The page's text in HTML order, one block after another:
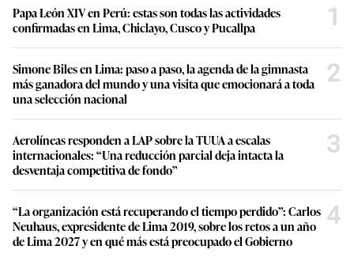
Papa León XIV en Perú: estas son todas las actividades
confirmadas en Lima, Chiclayo, Cusco y Pucallpa
1
Simone Biles en Lima: paso a paso, la agenda de la gimnasta
más ganadora del mundo y una visita que emocionará a toda
una selección nacional
2
Aerolíneas responden a LAP sobre la TUUA a escalas
internacionales: “Una reducción parcial deja intacta la
desventaja competitiva de fondo”
3
“La organización está recuperando el tiempo perdido”: Carlos
Neuhaus, expresidente de Lima 2019, sobre los retos a un año
de Lima 2027 y en qué más está preocupado el Gobierno
4